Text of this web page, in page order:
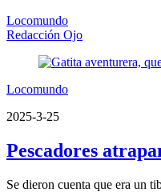
Locomundo
Redacción Ojo
Locomundo
2025-3-25
Pescadores
Se dieron cuenta que era un